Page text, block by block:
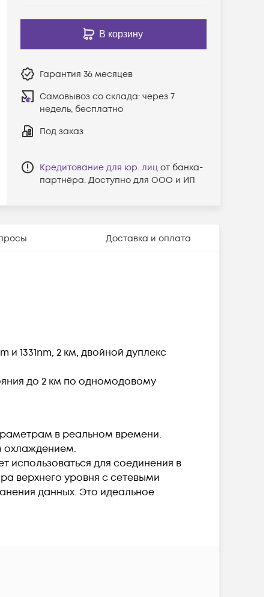
В корзину
Гарантия 36 месяцев
Самовывоз со склада: через 7
недель, бесплатно
Под заказ
Кредитование для юр. лиц от банка-
партнёра. Доступно для ООО и ИП
Доставка и оплата
и 1331nm, 2 км, двойной дуплекс
до 2 км по одномодовому
в реальном времени.
охлаждением.
использоваться для соединения в
верхнего уровня с сетевыми
данных. Это идеальное